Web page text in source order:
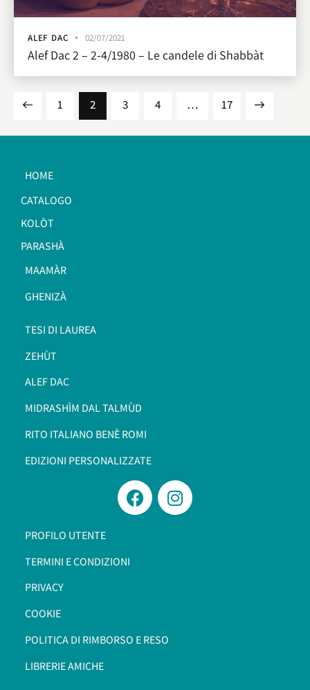
ALEF DAC 02/07/2021
Alef Dac 2 – 2-4/1980 – Le candele di Shabbàt
1 2 3 4 … 17
>
HOME
CATALOGO
KOLÒT
PARASHÀ
MAAMÀR
GHENIZÀ
TESI DI LAUREA
ZEHÙT
ALEF DAC
MIDRASHÌM DAL TALMÙD
RITO ITALIANO BENÈ ROMI​
EDIZIONI PERSONALIZZATE
PROFILO UTENTE
TERMINI E CONDIZIONI
PRIVACY
COOKIE
POLITICA DI RIMBORSO E RESO
LIBRERIE AMICHE